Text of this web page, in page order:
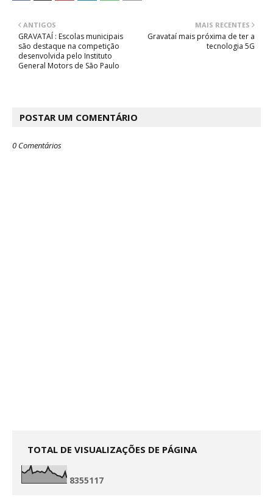
MAIS RECENTES
Gravataí mais próxima de ter a
tecnologia 5G
ANTIGOS
GRAVATAÍ : Escolas municipais
são destaque na competição
desenvolvida pelo Instituto
General Motors de São Paulo
POSTAR UM COMENTÁRIO
0 Comentários
TOTAL DE VISUALIZAÇÕES DE PÁGINA
8355117